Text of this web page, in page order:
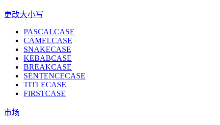
更改大小写
PASCALCASE
CAMELCASE
SNAKECASE
KEBABCASE
BREAKCASE
SENTENCECASE
TITLECASE
FIRSTCASE
市场